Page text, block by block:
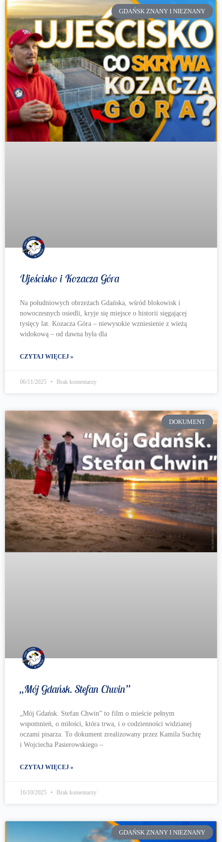
GDAŃSK ZNANY I NIEZNANY
Ujeścisko i Kozacza Góra
Na południowych obrzeżach Gdańska, wśród blokowisk i
nowoczesnych osiedli, kryje się miejsce o historii sięgającej
tysięcy lat. Kozacza Góra – niewysokie wzniesienie z wieżą
widokową – od dawna była dla
CZYTAJ WIĘCEJ »
06/11/2025 Brak komentarzy
DOKUMENT
„Mój Gdańsk. Stefan Chwin”
„Mój Gdańsk. Stefan Chwin” to film o mieście pełnym
wspomnień, o miłości, która trwa, i o codzienności widzianej
oczami pisarza. To dokument zrealizowany przez Kamila Suchtę
i Wojciecha Pasierowskiego –
CZYTAJ WIĘCEJ »
16/10/2025 Brak komentarzy
GDAŃSK ZNANY I NIEZNANY